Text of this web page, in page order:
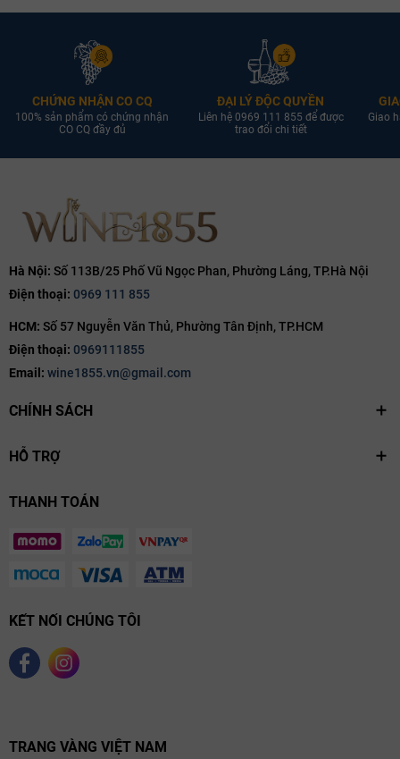
CHỨNG NHẬN CO CQ
100% sản phẩm có chứng nhận
CO CQ đầy đủ
ĐẠI LÝ ĐỘC QUYỀN
Liên hệ 0969 111 855 để được
trao đổi chi tiết
Giao
Hà Nội: Số 113B/25 Phố Vũ Ngọc Phan, Phường Láng, TP.Hà Nội
Điện thoại: 0969 111 855
HCM: Số 57 Nguyễn Văn Thủ, Phường Tân Định, TP.HCM
Điện thoại: 0969111855
Email: wine1855.vn@gmail.com
CHÍNH SÁCH
HỖ TRỢ
THANH TOÁN
KẾT NỐI CHÚNG TÔI
TRANG VÀNG VIỆT NAM